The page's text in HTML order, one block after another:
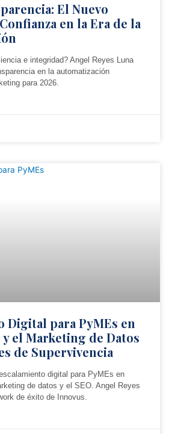
El Nuevo
en la Era de la
e integridad? Angel Reyes Luna
en la automatización
para 2026.
Digital para PyMEs en
y el Marketing de Datos
de Supervivencia
digital para PyMEs en
de datos y el SEO. Angel Reyes
de éxito de Innovus.